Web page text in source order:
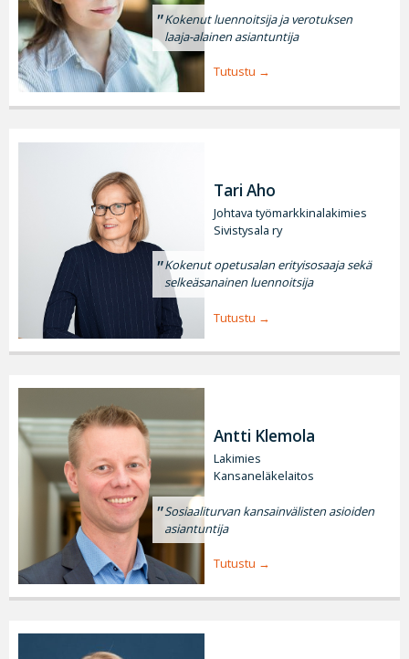
Kokenut luennoitsija ja verotuksen
laaja-alainen asiantuntija
Tutustu
Tari Aho
Johtava työmarkkinalakimies
Sivistysala ry
Kokenut opetusalan erityisosaaja sekä
selkeäsanainen luennoitsija
Tutustu
Antti Klemola
Lakimies
Kansaneläkelaitos
Sosiaaliturvan kansainvälisten asioiden
asiantuntija
Tutustu